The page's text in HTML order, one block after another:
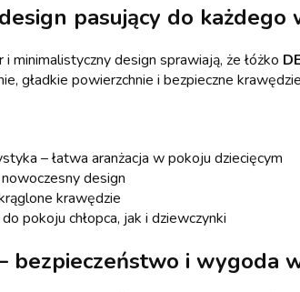
pasujący do każdego
minimalistyczny design sprawiają, że łóżko
gładkie powierzchnie i bezpieczne
– łatwa aranżacja w pokoju dziecięcym
design
krawędzie
pokoju chłopca, jak i dziewczynki
bezpieczeństwo i wygoda